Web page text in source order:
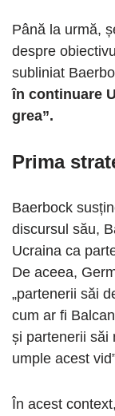
Până la urmă,
despre
subliniat
în continuare
grea”.
Prima
Baerbock
discursul său,
Ucraina ca
De aceea,
„partenerii săi
cum ar fi
și partenerii săi
umple acest
În acest